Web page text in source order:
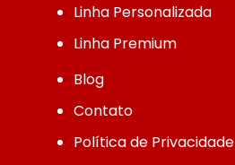
Linha Personalizada
Linha Premium
Blog
Contato
Política de Privacidade